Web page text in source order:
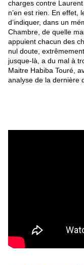
charges contre
n’en est rien. En effet,
d’indiquer, dans un
Chambre, de quelle
appuient chacun des
nul doute,
jusque-là, a du mal à
Maitre Habiba Touré,
analyse de la dernière